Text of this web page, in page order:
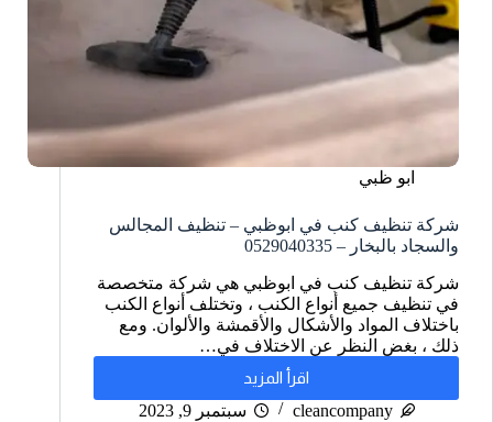
ابو ظبي
شركة تنظيف كنب في ابوظبي – تنظيف المجالس
والسجاد بالبخار – 0529040335
شركة تنظيف كنب في ابوظبي هي شركة متخصصة
في تنظيف جميع أنواع الكنب ، وتختلف أنواع الكنب
باختلاف المواد والأشكال والأقمشة والألوان. ومع
ذلك ، بغض النظر عن الاختلاف في…
اقرأ المزيد
cleancompany
سبتمبر 9, 2023